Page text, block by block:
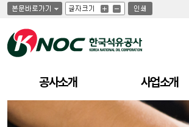
글
자
기
글
자
기
크
글
자
기
작
인
쇄
공사소개 사업소개